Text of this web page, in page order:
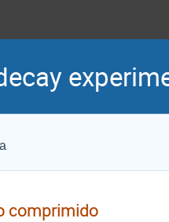
comprimido